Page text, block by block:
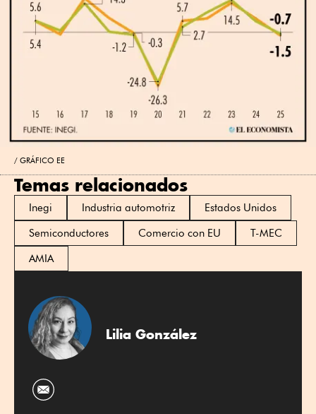
GRÁFICO EE
Temas relacionados
Inegi Industria automotriz
Estados Unidos
Semiconductores
Comercio con EU
T-MEC
AMIA
Lilia González